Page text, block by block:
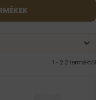
1 - 2 2 terméktől